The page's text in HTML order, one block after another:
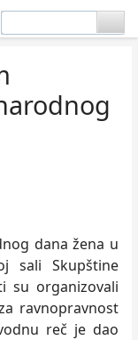
dana žena u
sali Skupštine
su organizovali
ravnopravnost
reč je dao